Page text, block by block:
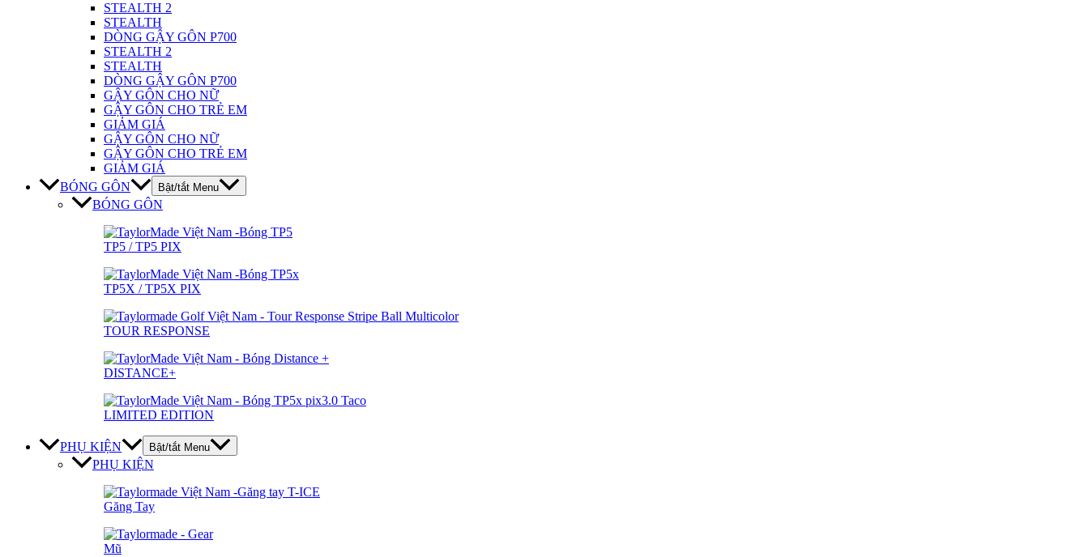
STEALTH 2
STEALTH
DÒNG GẬY GÔN P700
STEALTH 2
STEALTH
DÒNG GẬY GÔN P700
GẬY GÔN CHO NỮ
GẬY GÔN CHO TRẺ EM
GIẢM GIÁ
GẬY GÔN CHO NỮ
GẬY GÔN CHO TRẺ EM
GIẢM GIÁ
BÓNG GÔN
Bật/tắt Menu
BÓNG GÔN
TP5 / TP5 PIX
TP5X / TP5X PIX
TOUR RESPONSE
DISTANCE+
LIMITED EDITION
PHỤ KIỆN Bật/tắt Menu
PHỤ KIỆN
Găng Tay
Mũ